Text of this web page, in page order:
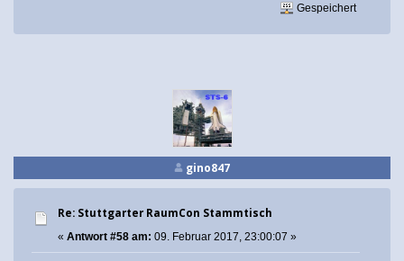
Gespeichert
gino847
Re: Stuttgarter RaumCon Stammtisch
« Antwort #58 am: 09. Februar 2017, 23:00:07 »